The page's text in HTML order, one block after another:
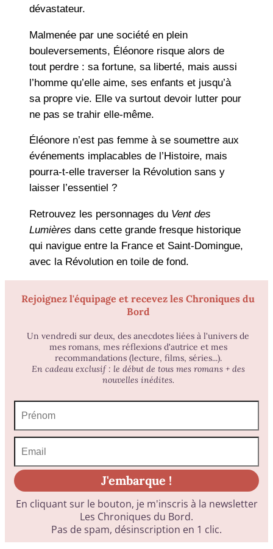
dévastateur.
Malmenée par une société en plein
bouleversements, Éléonore risque alors de
tout perdre : sa fortune, sa liberté, mais aussi
l’homme qu’elle aime, ses enfants et jusqu’à
sa propre vie. Elle va surtout devoir lutter pour
ne pas se trahir elle-même.
Éléonore n’est pas femme à se soumettre aux
événements implacables de l’Histoire, mais
pourra-t-elle traverser la Révolution sans y
laisser l’essentiel ?
Retrouvez les personnages du Vent des
Lumières dans cette grande fresque historique
qui navigue entre la France et Saint-Domingue,
avec la Révolution en toile de fond.